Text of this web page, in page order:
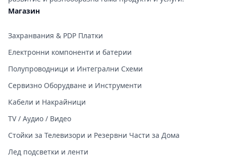
Магазин
Захранвания & PDP Платки
Електронни компоненти и батерии
Полупроводници и Интегрални Схеми
Сервизно Оборудване и Инструменти
Кабели и Накрайници
TV / Аудио / Видео
Стойки за Телевизори и Резервни Части за Дома
Лед подсветки и ленти